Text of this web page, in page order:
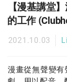
【漫基講堂
的工作
2021.10.03
漫畫從無聲變